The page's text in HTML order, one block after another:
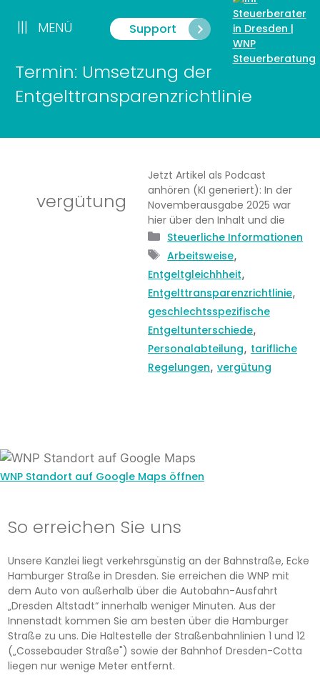
Inhalt
springen
Support
||| MENÜ
Termin: Umsetzung der
Entgelttransparenzrichtlinie
vergütung
Jetzt Artikel als Podcast
anhören (KI generiert): In der
Novemberausgabe 2025 war
hier über den Inhalt und die
Kategorien
Steuerliche Informationen
Schlagwörter
Arbeitsweise,
Entgeltgleichhheit,
Entgelttransparenzrichtlinie,
geschlechtsspezifische
Entgeltunterschiede,
Personalabteilung, tarifliche
Regelungen, vergütung
WNP Standort auf Google Maps öffnen
So erreichen Sie uns
Unsere Kanzlei liegt verkehrsgünstig an der Bahnstraße, Ecke
Hamburger Straße in Dresden. Sie erreichen die WNP mit
dem Auto von außerhalb über die Autobahn-Ausfahrt
„Dresden Altstadt“ innerhalb weniger Minuten. Aus der
Innenstadt kommen Sie am besten über die Hamburger
Straße zu uns. Die Haltestelle der Straßenbahnlinien 1 und 12
(„Cossebauder Straße") sowie der Bahnhof Dresden-Cotta
liegen nur wenige Meter entfernt.